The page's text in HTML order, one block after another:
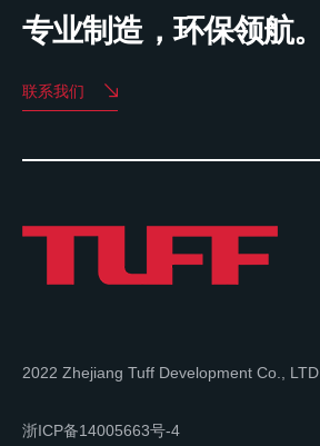
专业制造，环保领航。
联系我们
2022 Zhejiang Tuff Development Co., LTD
浙ICP备14005663号-4